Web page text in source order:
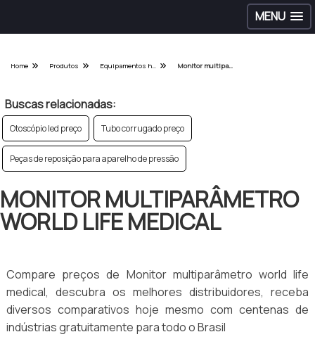
MENU
Home Produtos Equipamentos hospitalares - Categoria Monitor multiparâmetro world life medical
Buscas relacionadas:
Otoscópio led preço Tubo corrugado preço
Peças de reposição para aparelho de pressão
MONITOR MULTIPARÂMETRO
WORLD LIFE MEDICAL
Compare preços de Monitor multiparâmetro world life
medical, descubra os melhores distribuidores, receba
diversos comparativos hoje mesmo com centenas de
indústrias gratuitamente para todo o Brasil